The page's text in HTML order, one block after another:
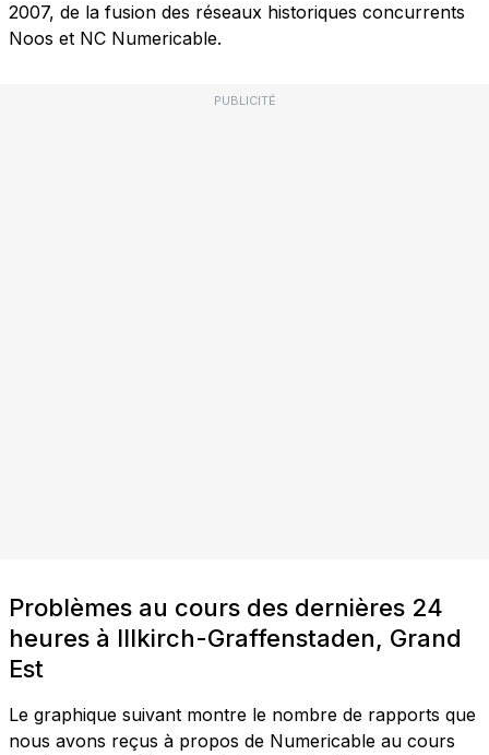
2007, de la fusion des réseaux historiques concurrents
Noos et NC Numericable.
PUBLICITÉ
Problèmes au cours des dernières 24
heures à Illkirch-Graffenstaden, Grand
Est
Le graphique suivant montre le nombre de rapports que
nous avons reçus à propos de Numericable au cours